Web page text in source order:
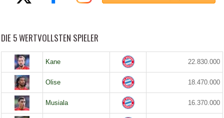
DIE 5 WERTVOLLSTEN SPIELER
Kane 22.830.000
Olise 18.470.000
Musiala 16.370.000